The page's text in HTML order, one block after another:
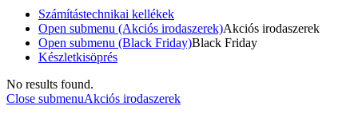
Számítástechnikai kellékek
Open submenu (Akciós irodaszerek)Akciós irodaszerek
Open submenu (Black Friday)Black Friday
Készletkisöprés
No results found.
Close submenuAkciós irodaszerek